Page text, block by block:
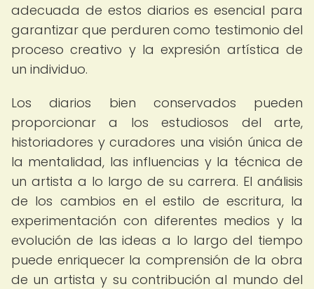
adecuada de estos diarios es esencial para
garantizar que perduren como testimonio del
proceso creativo y la expresión artística de
un individuo.
Los diarios bien conservados pueden
proporcionar a los estudiosos del arte,
historiadores y curadores una visión única de
la mentalidad, las influencias y la técnica de
un artista a lo largo de su carrera. El análisis
de los cambios en el estilo de escritura, la
experimentación con diferentes medios y la
evolución de las ideas a lo largo del tiempo
puede enriquecer la comprensión de la obra
de un artista y su contribución al mundo del